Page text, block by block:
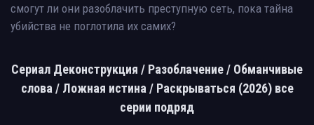
смогут ли они разоблачить преступную сеть, пока тайна
убийства не поглотила их самих?
Сериал Деконструкция / Разоблачение / Обманчивые
слова / Ложная истина / Раскрываться (2026) все
серии подряд